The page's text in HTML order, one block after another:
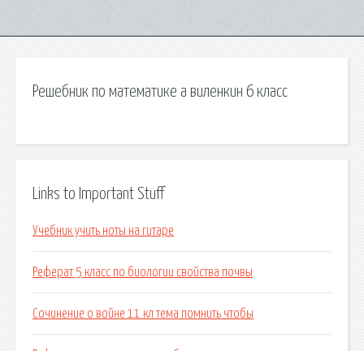
Решебник по математике а виленкин 6 класс
Links to Important Stuff
Учебник учить ноты на гитаре
Реферат 5 класс по биологии свойства почвы
Сочинение о войне 11 кл тема помнить чтобы